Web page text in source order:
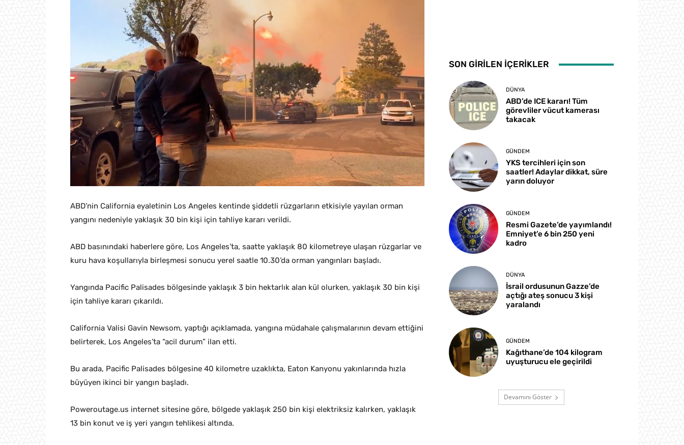
ABD’nin California eyaletinin Los Angeles kentinde şiddetli rüzgarların etkisiyle yayılan orman
yangını nedeniyle yaklaşık 30 bin kişi için tahliye kararı verildi.
ABD basınındaki haberlere göre, Los Angeles’ta, saatte yaklaşık 80 kilometreye ulaşan rüzgarlar ve
kuru hava koşullarıyla birleşmesi sonucu yerel saatle 10.30’da orman yangınları başladı.
Yangında Pacific Palisades bölgesinde yaklaşık 3 bin hektarlık alan kül olurken, yaklaşık 30 bin kişi
için tahliye kararı çıkarıldı.
California Valisi Gavin Newsom, yaptığı açıklamada, yangına müdahale çalışmalarının devam ettiğini
belirterek, Los Angeles’ta “acil durum” ilan etti.
Bu arada, Pacific Palisades bölgesine 40 kilometre uzaklıkta, Eaton Kanyonu yakınlarında hızla
büyüyen ikinci bir yangın başladı.
Poweroutage.us internet sitesine göre, bölgede yaklaşık 250 bin kişi elektriksiz kalırken, yaklaşık
13 bin konut ve iş yeri yangın tehlikesi altında.
SON GİRİLEN İÇERİKLER
DÜNYA
ABD’de ICE kararı! Tüm
görevliler vücut kamerası
takacak
GÜNDEM
YKS tercihleri için son
saatler! Adaylar dikkat, süre
yarın doluyor
GÜNDEM
Resmi Gazete’de yayımlandı!
Emniyet’e 6 bin 250 yeni
kadro
DÜNYA
İsrail ordusunun Gazze’de
açtığı ateş sonucu 3 kişi
yaralandı
GÜNDEM
Kağıthane’de 104 kilogram
uyuşturucu ele geçirildi
Devamını Göster